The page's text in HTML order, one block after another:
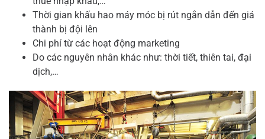
Thời gian khấu hao máy móc bị rút ngắn dẫn đến giá
thành bị đội lên
Chi phí từ các hoạt động marketing
Do các nguyên nhân khác như: thời tiết, thiên tai, đại
dịch,…